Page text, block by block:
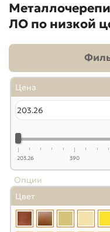
ЛО по низкой
Цена
203.26 390
Опции
Цвет